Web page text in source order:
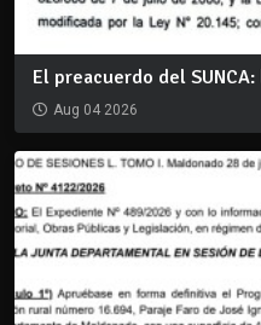
El preacuerdo del
Aug 04 2026